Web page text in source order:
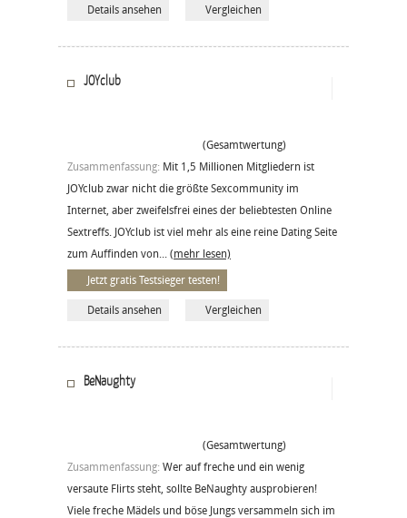
Details ansehen Vergleichen
JOYclub
(Gesamtwertung)
Zusammenfassung: Mit 1,5 Millionen Mitgliedern ist
JOYclub zwar nicht die größte Sexcommunity im
Internet, aber zweifelsfrei eines der beliebtesten Online
Sextreffs. JOYclub ist viel mehr als eine reine Dating Seite
zum Auffinden von... (mehr lesen)
Jetzt gratis Testsieger testen!
Details ansehen Vergleichen
BeNaughty
(Gesamtwertung)
Zusammenfassung: Wer auf freche und ein wenig
versaute Flirts steht, sollte BeNaughty ausprobieren!
Viele freche Mädels und böse Jungs versammeln sich im